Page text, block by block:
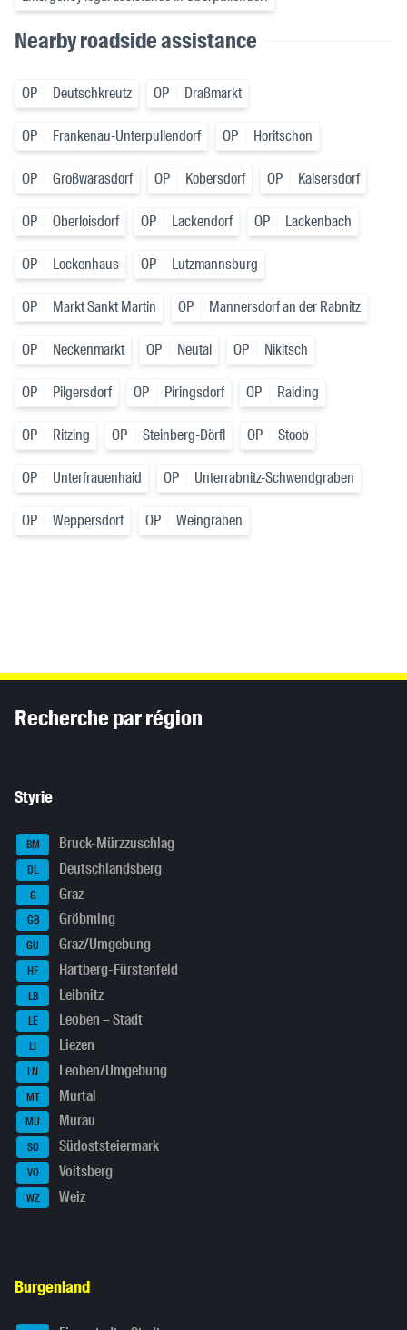
Nearby roadside assistance
OP Deutschkreutz OP Draßmarkt
OP Frankenau-Unterpullendorf OP Horitschon
OP Großwarasdorf OP Kobersdorf OP Kaisersdorf
OP Oberloisdorf OP Lackendorf OP Lackenbach
OP Lockenhaus OP Lutzmannsburg
OP Markt Sankt Martin OP Mannersdorf an der Rabnitz
OP Neckenmarkt OP Neutal OP Nikitsch
OP Pilgersdorf OP Piringsdorf OP Raiding
OP Ritzing OP Steinberg-Dörfl OP Stoob
OP Unterfrauenhaid OP Unterrabnitz-Schwendgraben
OP Weppersdorf OP Weingraben
Recherche par région
Styrie
BM Bruck-Mürzzuschlag
DL Deutschlandsberg
G Graz
GB Gröbming
GU Graz/Umgebung
HF Hartberg-Fürstenfeld
LB Leibnitz
LE Leoben – Stadt
LI Liezen
LN Leoben/Umgebung
MT Murtal
MU Murau
SO Südoststeiermark
VO Voitsberg
WZ Weiz
Burgenland